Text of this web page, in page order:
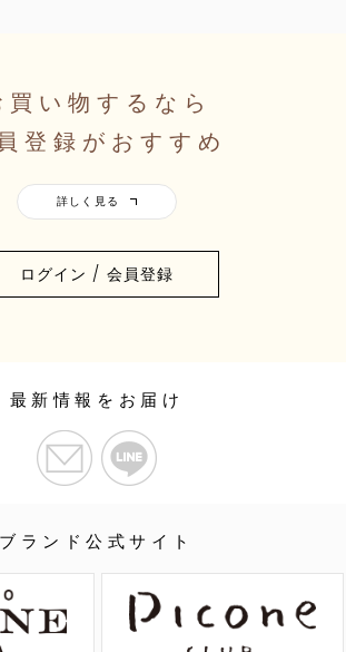
買い物するなら
登録がおすすめ
ログイン / 会員登録
ブランド公式サイト
最新情報をお届け